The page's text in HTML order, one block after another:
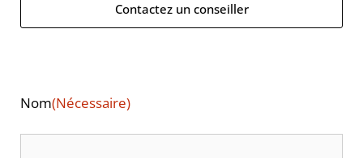
Contactez un conseiller
Nom(Nécessaire)